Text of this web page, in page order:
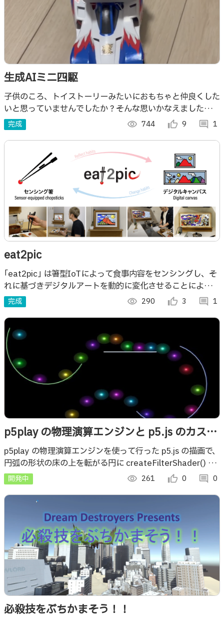
生成AIミニ四駆
子供のころ、トイストーリーみたいにおもちゃと仲良くした
いと思っていませんでしたか？そんな思いかなえました。一
緒に走れて、話せて、歌える そんなおもちゃをミニ四駆で
作ってみました。
完成 visibility 744 thumb_up_alt 9 comment 1
eat2pic
｢eat2pic｣ は箸型IoTによって食事内容をセンシングし、そ
れに基づきデジタルアートを動的に変化させることによっ
て、ユーザが健康的な食生活を送れるよう促すための “ナッ
ジ” を行うシステムです。
完成 visibility 290 thumb_up_alt 3 comment 1
p5play の物理演算エンジンと p5.js のカスタ
ムシェーダーでのグローエフェクト
p5play の物理演算エンジンを使って行った p5.js の描画で、
円弧の形状の床の上を転がる円に createFilterShader() で
のカスタムシェーダーでグローエフェクトをつけました
開発中 visibility 261 thumb_up_alt 0 comment 0
必殺技をぶちかまそう！！